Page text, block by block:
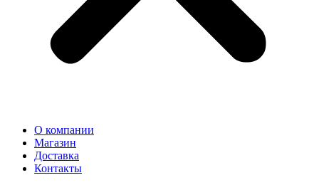
О компании
Магазин
Доставка
Контакты